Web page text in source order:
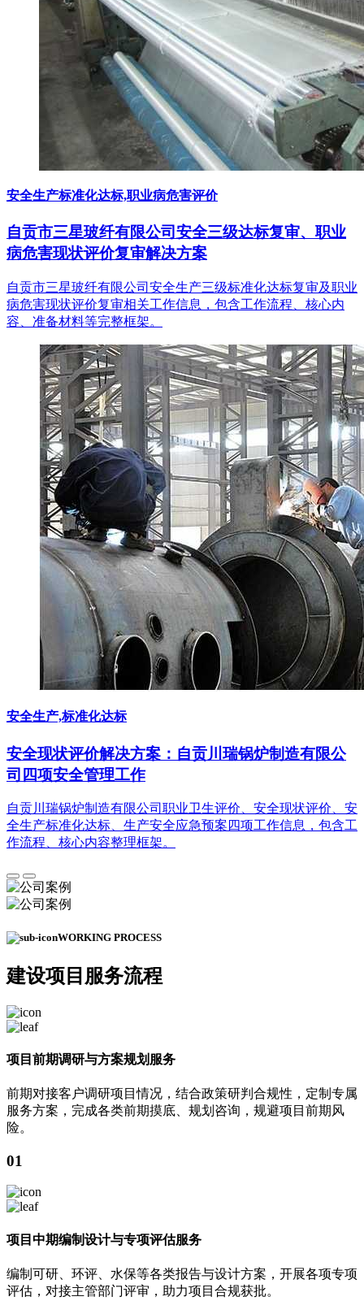
安全生产标准化达标,职业病危害评价
自贡市三星玻纤有限公司安全三级达标复审、职业
病危害现状评价复审解决方案
自贡市三星玻纤有限公司安全生产三级标准化达标复审及职业
病危害现状评价复审相关工作信息，包含工作流程、核心内
容、准备材料等完整框架。
安全生产,标准化达标
安全现状评价解决方案：自贡川瑞锅炉制造有限公
司四项安全管理工作
自贡川瑞锅炉制造有限公司职业卫生评价、安全现状评价、安
全生产标准化达标、生产安全应急预案四项工作信息，包含工
作流程、核心内容整理框架。
WORKING PROCESS
建设项目 服务流程
项目前期调研与方案规划服务
前期对接客户调研项目情况，结合政策研判合规性，定制专属
服务方案，完成各类前期摸底、规划咨询，规避项目前期风
险。
01
项目中期编制设计与专项评估服务
编制可研、环评、水保等各类报告与设计方案，开展各项专项
评估，对接主管部门评审，助力项目合规获批。